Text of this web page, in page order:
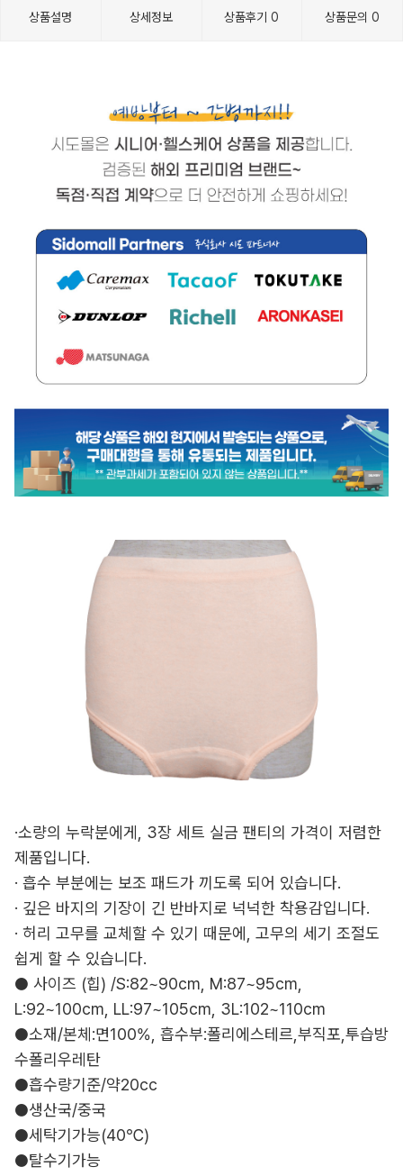
상품설명 상세정보 상품후기0 상품문의0
·소량의 누락분에게, 3장 세트 실금 팬티의 가격이 저렴한
제품입니다.
· 흡수 부분에는 보조 패드가 끼도록 되어 있습니다.
· 깊은 바지의 기장이 긴 반바지로 넉넉한 착용감입니다.
· 허리 고무를 교체할 수 있기 때문에, 고무의 세기 조절도
쉽게 할 수 있습니다.
● 사이즈 (힙) /S:82~90cm, M:87~95cm,
L:92~100cm, LL:97~105cm, 3L:102~110cm
●소재/본체:면100%, 흡수부:폴리에스테르,부직포,투습방
수폴리우레탄
●흡수량기준/약20cc
●생산국/중국
●세탁기가능(40℃)
●탈수기가능